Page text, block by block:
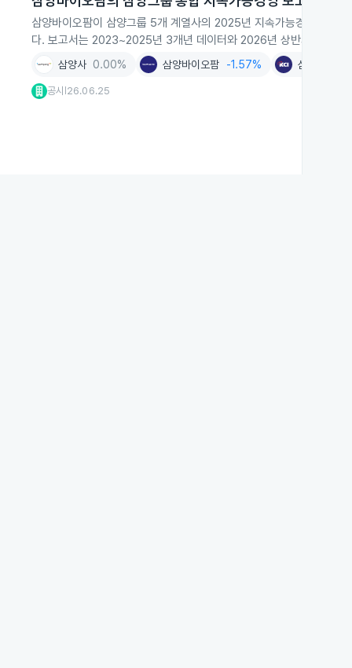
삼양바이오팜이 삼양그룹 5개 계열사의 2025년 지속가능경영 활동
다. 보고서는 2023~2025년 3개년 데이터와 2026년 상반기 일부 정
삼양사 0.00% 삼양바이오팜 -1.57% 삼양케이씨
공시 26.06.25